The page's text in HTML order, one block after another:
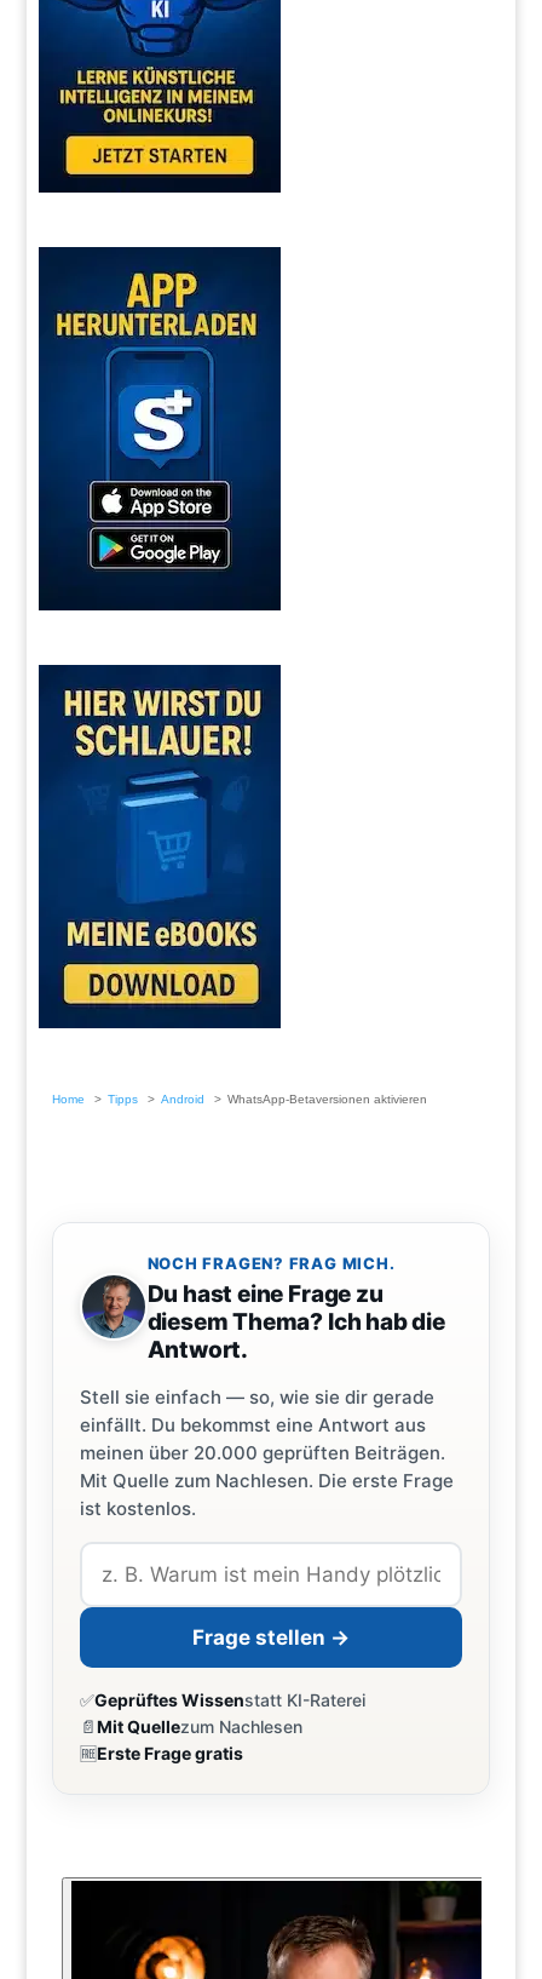
Home Tipps Android WhatsApp-Betaversionen aktivieren
NOCH FRAGEN? FRAG MICH.
Du hast eine Frage zu
diesem Thema? Ich hab die
Antwort.
Stell sie einfach — so, wie sie dir gerade
einfällt. Du bekommst eine Antwort aus
meinen über 20.000 geprüften Beiträgen.
Mit Quelle zum Nachlesen. Die erste Frage
ist kostenlos.
Frage stellen →
✅Geprüftes Wissenstatt KI-Raterei
📄Mit Quellezum Nachlesen
🆓Erste Frage gratis